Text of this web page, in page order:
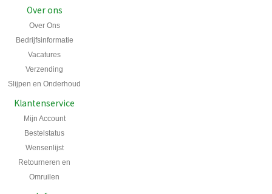
Over ons
Over Ons
Bedrijfsinformatie
Vacatures
Verzending
Slijpen en Onderhoud
Klantenservice
Mijn Account
Bestelstatus
Wensenlijst
Retourneren en
Omruilen